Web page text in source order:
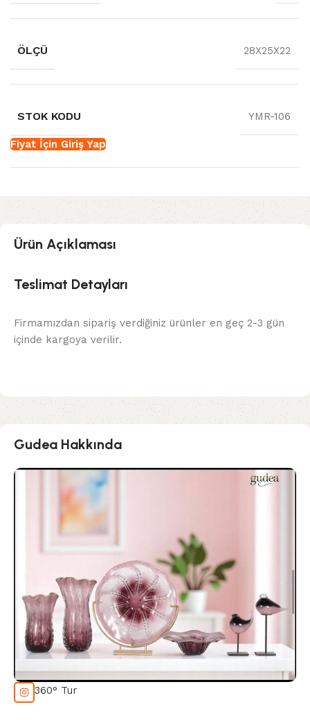
ÖLÇÜ 28X25X22
STOK KODU YMR-106
Fiyat İçin Giriş Yap
Ürün Açıklaması
Teslimat Detayları
Firmamızdan sipariş verdiğiniz ürünler en geç 2-3 gün
içinde kargoya verilir.
Gudea Hakkında
360° Tur